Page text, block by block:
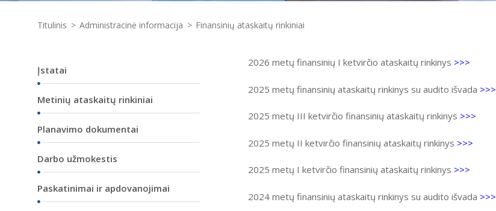
Titulinis Administracinė informacija Finansinių ataskaitų rinkiniai
Įstatai
Metinių ataskaitų rinkiniai
Planavimo dokumentai
Darbo užmokestis
Paskatinimai ir apdovanojimai
2026 metų finansinių I ketvirčio ataskaitų rinkinys >>>
2025 metų finansinių ataskaitų rinkinys su audito išvada >>>
2025 metų III ketvirčio finansinių ataskaitų rinkinys >>>
2025 metų II ketvirčio finansinių ataskaitų rinkinys >>>
2025 metų I ketvirčio finansinių ataskaitų rinkinys >>>
2024 metų finansinių ataskaitų rinkinys su audito išvada >>>